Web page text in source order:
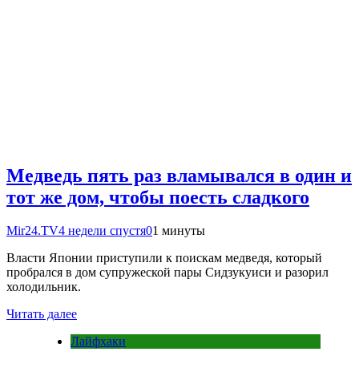
Медведь пять раз вламывался в один и
тот же дом, чтобы поесть сладкого
Mir24.TV4 недели спустя01 минуты
Власти Японии приступили к поискам медведя, который
пробрался в дом супружеской пары Сидзукуиси и разорил
холодильник.
Читать далее
Лайфхаки